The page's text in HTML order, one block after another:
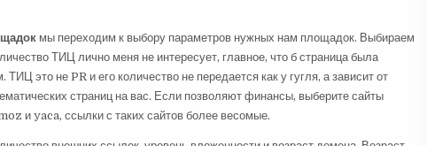
мы переходим к выбору параметров нужных нам площадок. Выбираем
ТИЦ лично меня не интересует, главное, что б страница была
ТИЦ это не PR и его количество не передается как у гугля, а зависит от
страниц на вас. Если позволяют финансы, выберите сайты
и yaca, ссылки с таких сайтов более весомые.